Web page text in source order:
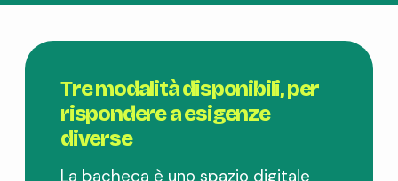
Tre modalità disponibili, per
rispondere a esigenze
diverse
La bacheca è uno spazio digitale